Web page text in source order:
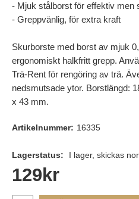
- Mjuk stålborst för effektiv men
- Greppvänlig, för extra kraft
Skurborste med borst av mjuk
ergonomiskt halkfritt grepp.
Trä-Rent för rengöring av trä.
nedsmutsade ytor. Borstlängd:
x 43 mm.
Artikelnummer: 16335
Lagerstatus: I lager, skickas
129 kr